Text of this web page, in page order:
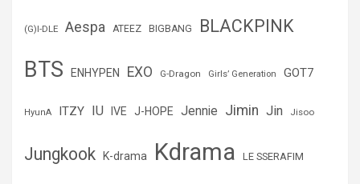
(G)I-DLE Aespa ATEEZ BIGBANG BLACKPINK
BTS ENHYPEN EXO G-Dragon Girls’ Generation GOT7
HyunA ITZY IU IVE J-HOPE Jennie Jimin Jin Jisoo
Jungkook K-drama Kdrama LE SSERAFIM